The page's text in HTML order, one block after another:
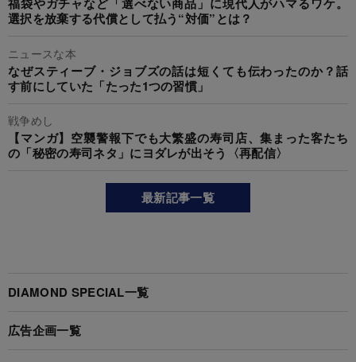
選択を放棄する代償として払う“対価”とは？
ニュースな本
なぜスティーブ・ジョブズの話は短くても伝わったのか？話
す前にしていた「たった1つの習慣」
戦争めし
【マンガ】空襲警報下でも大繁盛の寿司店、集まった客たち
の「秘密の寿司ネタ」にヨダレが出そう〈再配信〉
最新記事一覧
DIAMOND SPECIAL一覧
広告企画一覧